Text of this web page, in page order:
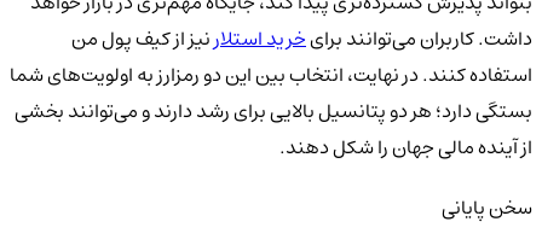
داشت. کاربران می‌توانند برایخرید استلارنیز ازکیف پول من
استفاده کنند.در نهایت، انتخاب بین این دو رمزارز به اولویت‌های شما
بستگی دارد؛ هر دو پتانسیل بالایی برای رشد دارند و می‌توانند بخشی
از آینده مالی جهان را شکل دهند.
سخن پایانی